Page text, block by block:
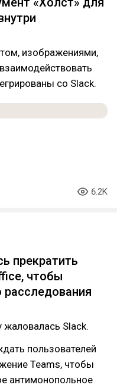
изображениями,
со Slack.
6.2K
прекратить
чтобы
Slack.
пользователей
Teams, чтобы
антимонопольное